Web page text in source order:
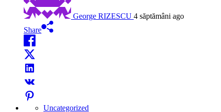
George RIZESCU 4 săptămâni ago
Share
Uncategorized